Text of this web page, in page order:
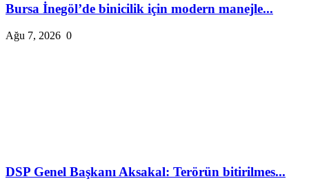
Bursa İnegöl’de binicilik için modern manejle...
Ağu 7, 2026 0
DSP Genel Başkanı Aksakal: Terörün bitirilmes...